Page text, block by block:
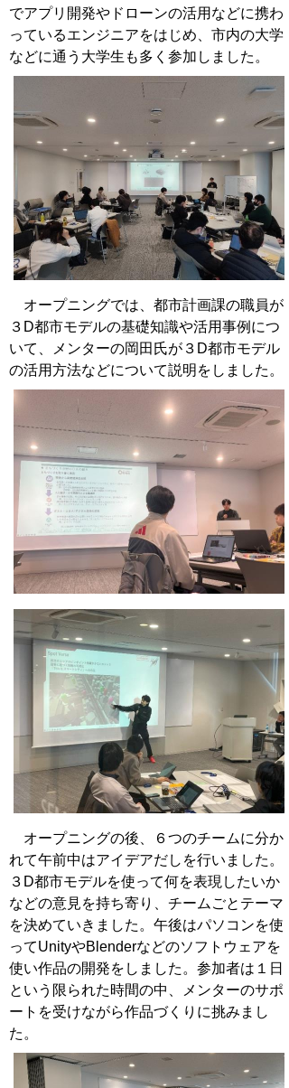
でアプリ開発やドローンの活用などに携わ
っているエンジニアをはじめ、市内の大学
などに通う大学生も多く参加しました。
オープニングでは、都市計画課の職員が
３D都市モデルの基礎知識や活用事例につ
いて、メンターの岡田氏が３D都市モデル
の活用方法などについて説明をしました。
オープニングの後、６つのチームに分か
れて午前中はアイデアだしを行いました。
３D都市モデルを使って何を表現したいか
などの意見を持ち寄り、チームごとテーマ
を決めていきました。午後はパソコンを使
ってUnityやBlenderなどのソフトウェアを
使い作品の開発をしました。参加者は１日
という限られた時間の中、メンターのサポ
ートを受けながら作品づくりに挑みまし
た。